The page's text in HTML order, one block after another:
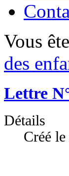
Vous
des
Lettre
Détails
Créé